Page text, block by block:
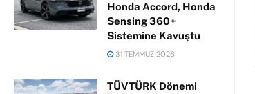
Honda Accord, Honda
Sensing 360+
Sistemine Kavuştu
31 TEMMUZ 2026
TÜVTÜRK Dönemi